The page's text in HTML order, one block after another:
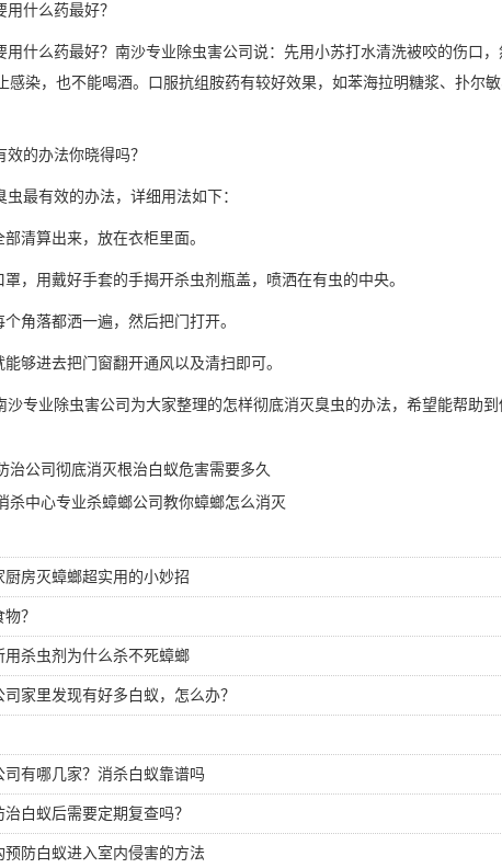
什么药最好？
什么药最好？南沙专业除虫害公司说：先用小苏打水清洗被咬的伤口
感染，也不能喝酒。口服抗组胺药有较好效果，如苯海拉明糖浆、扑尔
的办法你晓得吗？
最有效的办法，详细用法如下：
清算出来，放在衣柜里面。
，用戴好手套的手揭开杀虫剂瓶盖，喷洒在有虫的中央。
角落都洒一遍，然后把门打开。
够进去把门窗翻开通风以及清扫即可。
专业除虫害公司为大家整理的怎样彻底消灭臭虫的办法，希望能帮助到
治公司彻底消灭根治白蚁危害需要多久
杀中心专业杀蟑螂公司教你蟑螂怎么消灭
房灭蟑螂超实用的小妙招
？
用杀虫剂为什么杀不死蟑螂
家里发现有好多白蚁，怎么办？
司有哪几家？消杀白蚁靠谱吗
白蚁后需要定期复查吗？
预防白蚁进入室内侵害的方法